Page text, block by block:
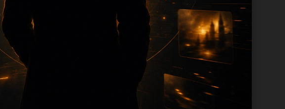
将使用同主题默认图兜底；如果标题过短、描述为空、
助用户从一个入口跳转到同类页面、专题合集和热榜内
链结构完善和后续采集归类的承接作用。